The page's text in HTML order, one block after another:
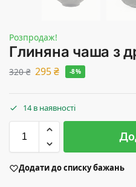
Розпродаж!
Глиняна чаша з
320₴ 295₴ -8%
14 в наявності
Додати до списку бажань